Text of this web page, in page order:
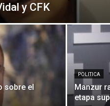
y CFK
sobre el
POLITICA
Manzur
etapa